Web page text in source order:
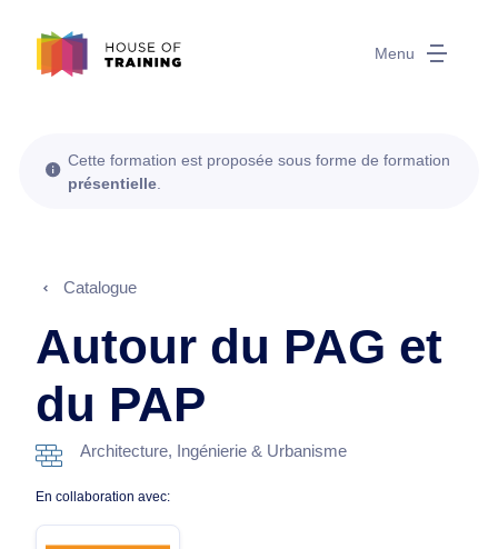
Menu
Cette formation est proposée sous forme de formation
présentielle
Catalogue
Autour du PAG et
du PAP
Architecture, Ingénierie & Urbanisme
En collaboration avec: